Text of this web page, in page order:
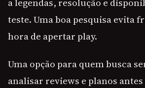
a legendas, resolução e
teste. Uma boa pesquisa evita
hora de apertar play.
Uma opção para quem busca
analisar reviews e planos